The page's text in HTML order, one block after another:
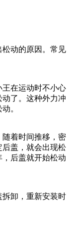
动的原因。常见
在运动时不小心
了。这种外力冲
。
随着时间推移，密
盖，就会出现松
后盖就开始松动
卸，重新安装时